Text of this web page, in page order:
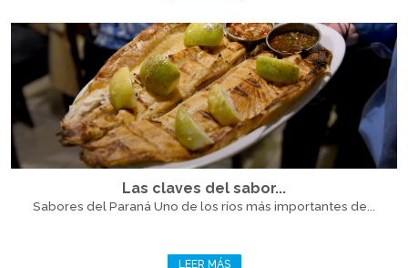
Las claves del sabor...
Sabores del Paraná Uno de los ríos más importantes de...
LEER MÁS